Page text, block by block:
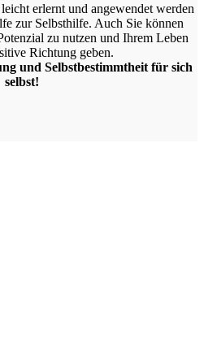
erlernt und angewendet werden
zur Selbsthilfe. Auch Sie können
zu nutzen und Ihrem Leben
Richtung geben.
und Selbstbestimmtheit für sich
selbst!